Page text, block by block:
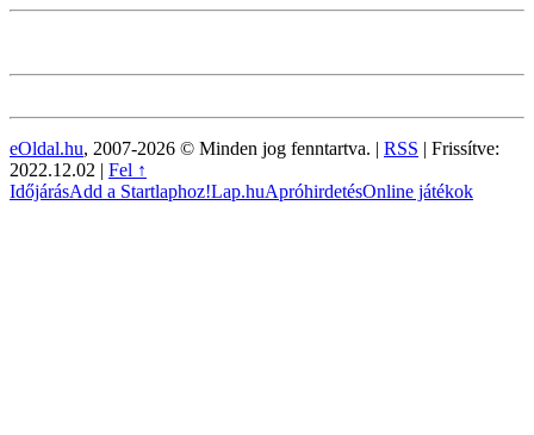
eOldal.hu, 2007-2026 © Minden jog fenntartva. | RSS | Frissítve:
2022.12.02 | Fel ↑
IdőjárásAdd a Startlaphoz!Lap.huApróhirdetésOnline játékok